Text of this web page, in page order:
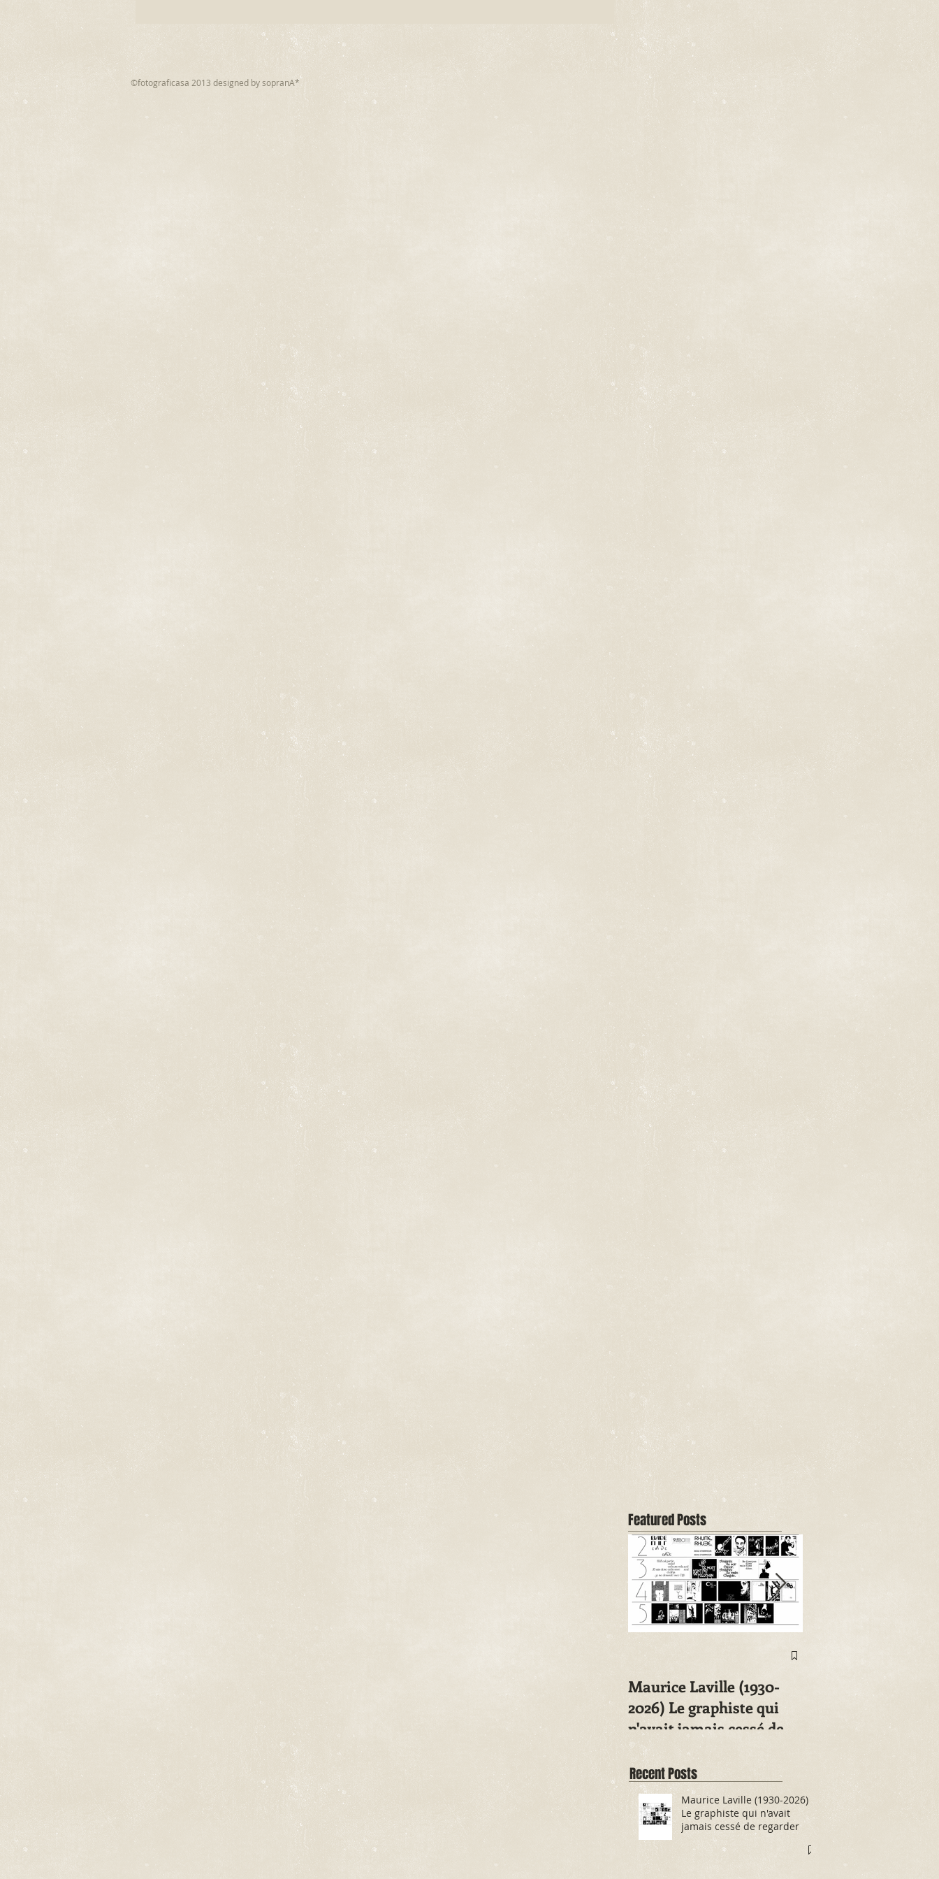
©fotograficasa 2013 designed by sopranA*
Featured Posts
Maurice Laville (1930-
2026) Le graphiste qui
n'avait jamais cessé de
regarder
animA salvatica
Recent Posts
Maurice Laville (1930-2026)
Le graphiste qui n'avait
jamais cessé de regarder